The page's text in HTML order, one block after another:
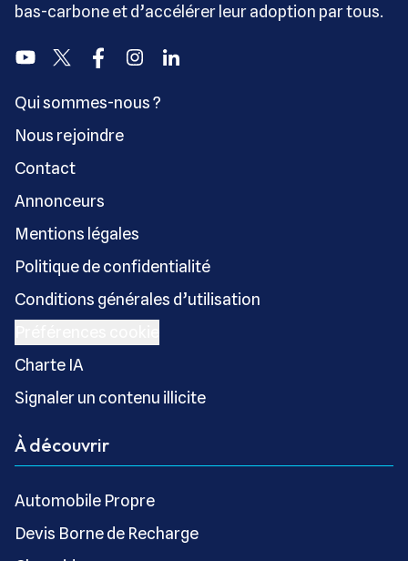
bas-carbone et d’accélérer leur adoption par tous.
YoutubeTwitter FacebookInstagramLinkedin
Qui sommes-nous ?
Nous rejoindre
Contact
Annonceurs
Mentions légales
Politique de confidentialité
Conditions générales d’utilisation
Charte IA
Signaler un contenu illicite
À découvrir
Automobile Propre
Devis Borne de Recharge